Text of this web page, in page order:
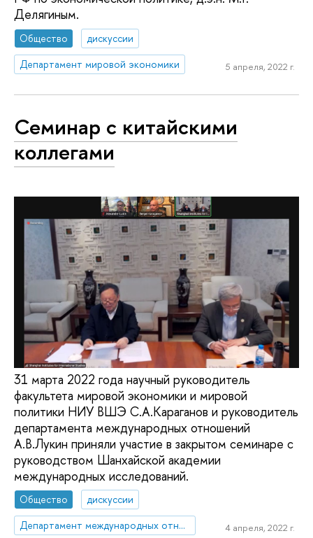
Делягиным.
Общество
дискуссии
Департамент мировой экономики
5 апреля, 2022 г.
Семинар с китайскими
коллегами
31 марта 2022 года научный руководитель
факультета мировой экономики и мировой
политики НИУ ВШЭ С.А.Караганов и руководитель
департамента международных отношений
А.В.Лукин приняли участие в закрытом семинаре с
руководством Шанхайской академии
международных исследований.
Общество
дискуссии
Департамент международных отношений
4 апреля, 2022 г.